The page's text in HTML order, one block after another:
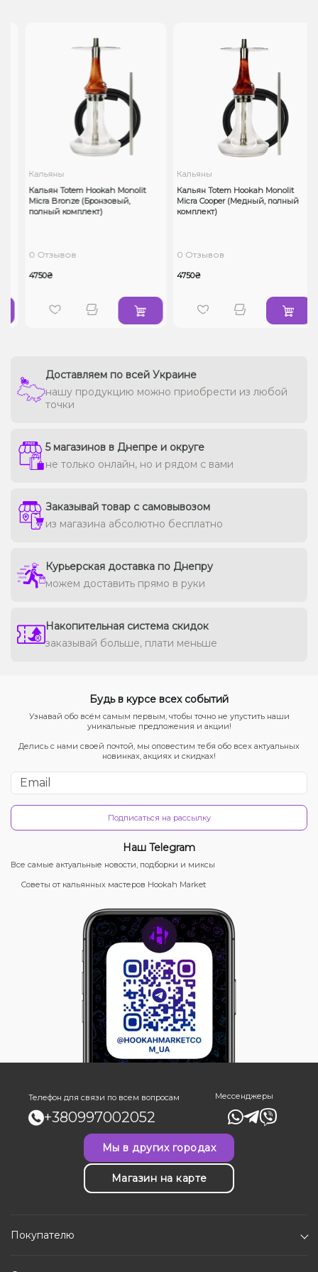
Кальяны
Кальян Totem Hookah Monolit
Micra Bronze (Бронзовый,
полный комплект)
0 Отзывов
4750₴
Кальяны
Кальян Totem Hookah Monolit
Micra Cooper (Медный, полный
комплект)
0 Отзывов
4750₴
Доставляем по всей Украине
нашу продукцию можно приобрести из любой
точки
5 магазинов в Днепре и округе
не только онлайн, но и рядом с вами
Заказывай товар с самовывозом
из магазина абсолютно бесплатно
Курьерская доставка по Днепру
можем доставить прямо в руки
Накопительная система скидок
заказывай больше, плати меньше
Будь в курсе всех событий
Узнавай обо всём самым первым, чтобы точно не упустить наши
уникальные предложения и акции!
Делись с нами своей почтой, мы оповестим тебя обо всех актуальных
новинках, акциях и скидках!
Подписаться на рассылку
Наш Telegram
Все самые актуальные новости, подборки и миксы
Советы от кальянных мастеров Hookah Market
Телефон для связи по всем вопросам
+380997002052
Мессенджеры
Мы в других городах
Магазин на карте
Покупателю